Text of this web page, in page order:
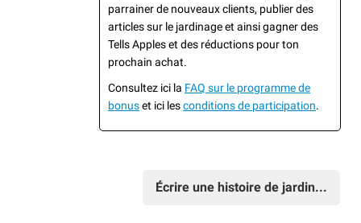
parrainer de nouveaux clients, publier des
articles sur le jardinage et ainsi gagner des
Tells Apples et des réductions pour ton
prochain achat.
Consultez ici la FAQ sur le programme de
bonuset ici lesconditions de participation.
Écrire une histoire de jardin...